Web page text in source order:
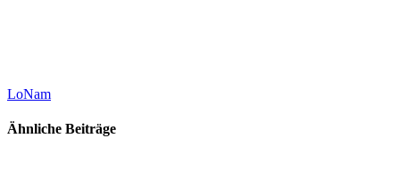
LoNam
Ähnliche Beiträge